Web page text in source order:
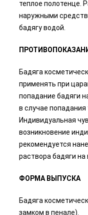
теплое полотенце.
наружными
бадягу водой.
Бадяга
применять при
попадание бадяги
в случае
Индивидуальная
возникновение
рекомендуется
раствора бадяги
ФОРМА ВЫПУСКА
Бадяга
замком в пенале).